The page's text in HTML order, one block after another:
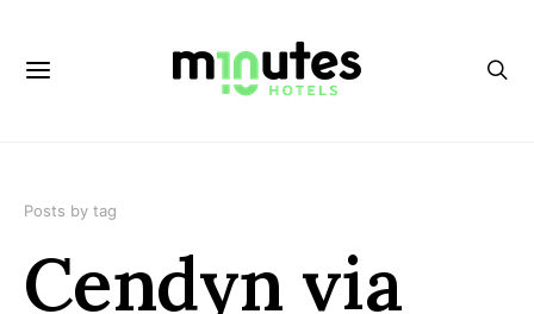
Posts by tag
Cendyn via